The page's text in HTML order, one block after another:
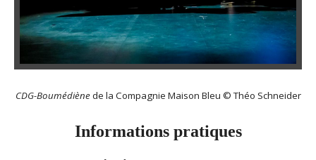
CDG-Boumédiènede la Compagnie Maison Bleu © Théo Schneider
Informations pratiques